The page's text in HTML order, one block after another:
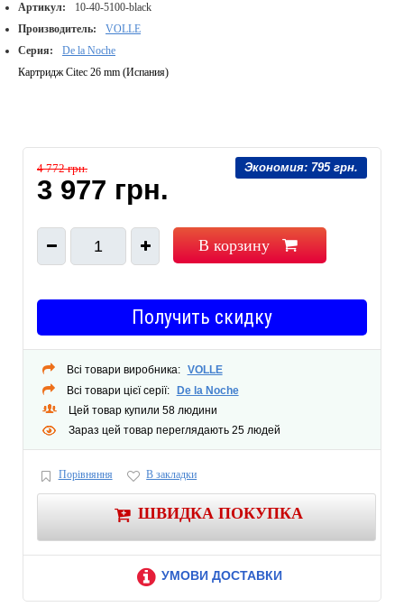
Артикул:
10-40-5100-black
Производитель:
VOLLE
Серия:
De la Noche
Картридж Citec 26 mm (Испания)
Экономия: 795 грн.
4 772 грн.
3 977 грн.
1 В корзину
Получить скидку
Всі товари виробника: VOLLE
Всі товари цієї серії:
De la Noche
Цей товар купили 58 людини
Зараз цей товар переглядають 25 людей
Порівняння В закладки
ШВИДКА ПОКУПКА
УМОВИ ДОСТАВКИ